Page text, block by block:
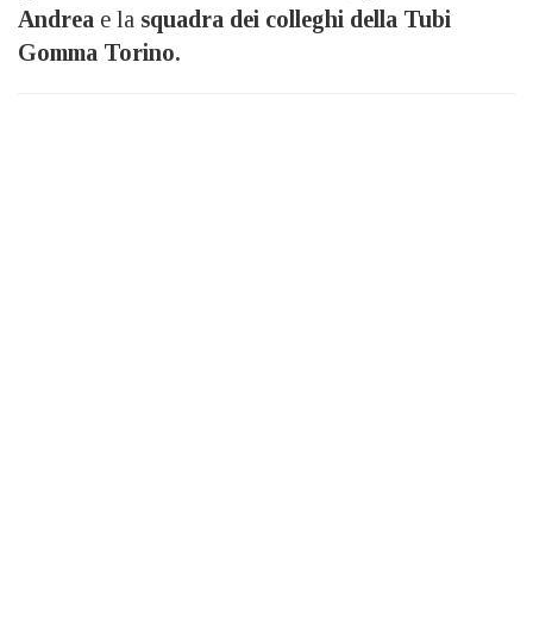
Andrea e la squadra dei colleghi della Tubi
Gomma Torino.